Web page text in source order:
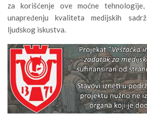
za korišćenje ove moćne
unapređenju kvaliteta medijskih
ljudskog iskustva.